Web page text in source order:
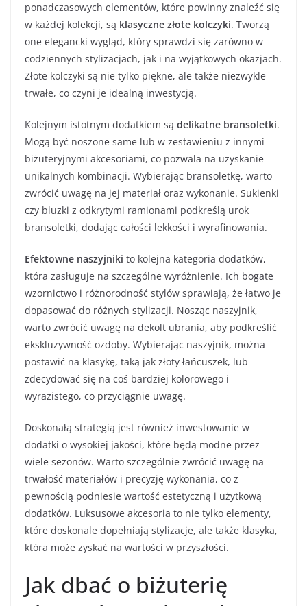
ponadczasowych elementów, które powinny znaleźć się
w każdej kolekcji, są klasyczne złote kolczyki. Tworzą
one elegancki wygląd, który sprawdzi się zarówno w
codziennych stylizacjach, jak i na wyjątkowych okazjach.
Złote kolczyki są nie tylko piękne, ale także niezwykle
trwałe, co czyni je idealną inwestycją.
Kolejnym istotnym dodatkiem są delikatne bransoletki.
Mogą być noszone same lub w zestawieniu z innymi
biżuteryjnymi akcesoriami, co pozwala na uzyskanie
unikalnych kombinacji. Wybierając bransoletkę, warto
zwrócić uwagę na jej materiał oraz wykonanie. Sukienki
czy bluzki z odkrytymi ramionami podkreślą urok
bransoletki, dodając całości lekkości i wyrafinowania.
Efektowne naszyjniki to kolejna kategoria dodatków,
która zasługuje na szczególne wyróżnienie. Ich bogate
wzornictwo i różnorodność stylów sprawiają, że łatwo je
dopasować do różnych stylizacji. Nosząc naszyjnik,
warto zwrócić uwagę na dekolt ubrania, aby podkreślić
ekskluzywność ozdoby. Wybierając naszyjnik, można
postawić na klasykę, taką jak złoty łańcuszek, lub
zdecydować się na coś bardziej kolorowego i
wyrazistego, co przyciągnie uwagę.
Doskonałą strategią jest również inwestowanie w
dodatki o wysokiej jakości, które będą modne przez
wiele sezonów. Warto szczególnie zwrócić uwagę na
trwałość materiałów i precyzję wykonania, co z
pewnością podniesie wartość estetyczną i użytkową
dodatków. Luksusowe akcesoria to nie tylko elementy,
które doskonale dopełniają stylizacje, ale także klasyka,
która może zyskać na wartości w przyszłości.
Jak dbać o biżuterię